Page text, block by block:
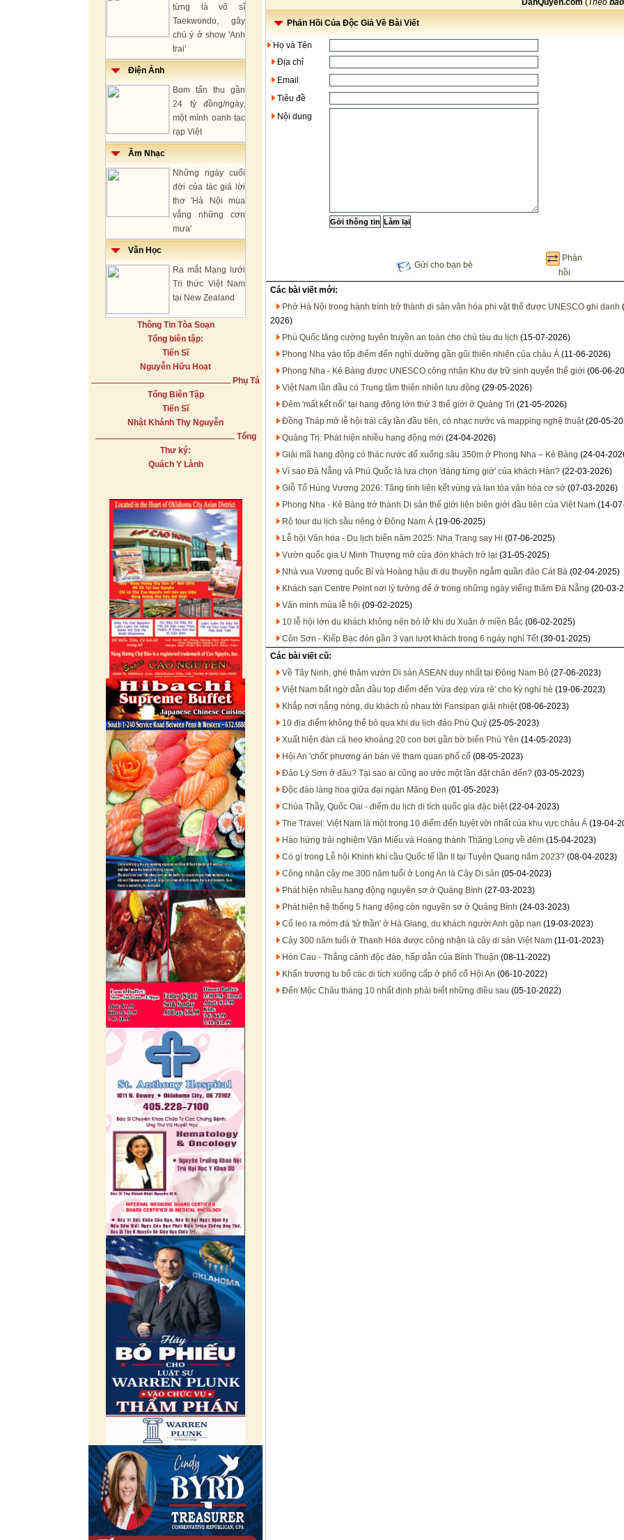
từng là võ sĩ
Taekwondo, gây
chú ý ở show 'Anh
trai'
Điện Ảnh
Bom tấn thu gần
24 tỷ đồng/ngày,
một mình oanh tạc
rạp Việt
Âm Nhạc
Những ngày cuối
đời của tác giả lời
thơ 'Hà Nội mùa
vắng những cơn
mưa'
Văn Học
Ra mắt Mạng lưới
Tri thức Việt Nam
tại New Zealand
Thông Tin Tòa Soạn
Tổng biên tập:
Tiến Sĩ
Nguyễn Hữu Hoạt
Phụ Tá
Tổng Biên Tập
Tiến Sĩ
Nhật Khánh Thy Nguyễn
Tổng
Thư ký:
Quách Y Lành
DanQuyen.com (Theo
Phản Hồi Của Độc Giả Về Bài Viết
Họ và Tên
Địa chỉ
Email
Tiêu đề
Nội dung
Gửi cho bạn bè
Phản
hồi
Các bài viết mới:
Phở Hà Nội trong hành trình trở thành di sản văn hóa phi vật thể được UNESCO ghi danh
2026)
Phú Quốc tăng cường tuyên truyền an toàn cho chủ tàu du lịch (15-07-2026)
Phong Nha vào tốp điểm đến nghỉ dưỡng gần gũi thiên nhiên của châu Á (11-06-2026)
Phong Nha - Kẻ Bàng được UNESCO công nhận Khu dự trữ sinh quyển thế giới (06-06-
Việt Nam lần đầu có Trung tâm thiên nhiên lưu động (29-05-2026)
Đêm 'mất kết nối' tại hang động lớn thứ 3 thế giới ở Quảng Trị (21-05-2026)
Đồng Tháp mở lễ hội trái cây lần đầu tiên, có nhạc nước và mapping nghệ thuật(20-05-
Quảng Trị: Phát hiện nhiều hang động mới (24-04-2026)
Giải mã hang động có thác nước đổ xuống sâu 350m ở Phong Nha – Kẻ Bàng (24-04-
Vì sao Đà Nẵng và Phú Quốc là lựa chọn 'đáng từng giờ' của khách Hàn? (22-03-2026)
Giỗ Tổ Hùng Vương 2026: Tăng tính liên kết vùng và lan tỏa văn hóa cơ sở (07-03-2026)
Phong Nha - Kẻ Bàng trở thành Di sản thế giới liên biên giới đầu tiên của Việt Nam (14-
Rộ tour du lịch sầu riêng ở Đông Nam Á (19-06-2025)
Lễ hội Văn hóa - Du lịch biển năm 2025: Nha Trang say Hi (07-06-2025)
Vườn quốc gia U Minh Thượng mở cửa đón khách trở lại (31-05-2025)
Nhà vua Vương quốc Bỉ và Hoàng hậu đi du thuyền ngắm quần đảo Cát Bà (02-04-2025)
Khách sạn Centre Point nơi lý tưởng để ở trong những ngày viếng thăm Đà Nẵng (20-03-
Văn minh mùa lễ hội (09-02-2025)
10 lễ hội lớn du khách không nên bỏ lỡ khi du Xuân ở miền Bắc (06-02-2025)
Côn Sơn - Kiếp Bạc đón gần 3 vạn lượt khách trong 6 ngày nghỉ Tết(30-01-2025)
Các bài viết cũ:
Về Tây Ninh, ghé thăm vườn Di sản ASEAN duy nhất tại Đông Nam Bộ (27-06-2023)
Việt Nam bất ngờ dẫn đầu top điểm đến 'vừa đẹp vừa rẻ' cho kỳ nghỉ hè (19-06-2023)
Khắp nơi nắng nóng, du khách rủ nhau tới Fansipan giải nhiệt(08-06-2023)
10 địa điểm không thể bỏ qua khi du lịch đảo Phú Quý (25-05-2023)
Xuất hiện đàn cá heo khoảng 20 con bơi gần bờ biển Phú Yên (14-05-2023)
Hội An 'chốt' phương án bán vé tham quan phố cổ (08-05-2023)
Đảo Lý Sơn ở đâu? Tại sao ai cũng ao ước một lần đặt chân đến? (03-05-2023)
Độc đáo làng hoa giữa đại ngàn Măng Đen (01-05-2023)
Chùa Thầy, Quốc Oai - điểm du lịch di tích quốc gia đặc biệt(22-04-2023)
The Travel: Việt Nam là một trong 10 điểm đến tuyệt vời nhất của khu vực châu Á (19-04-
Hào hứng trải nghiệm Văn Miếu và Hoàng thành Thăng Long về đêm (15-04-2023)
Có gì trong Lễ hội Khinh khí cầu Quốc tế lần II tại Tuyên Quang năm 2023? (08-04-2023)
Công nhận cây me 300 năm tuổi ở Long An là Cây Di sản (05-04-2023)
Phát hiện nhiều hang động nguyên sơ ở Quảng Bình (27-03-2023)
Phát hiện hệ thống 5 hang động còn nguyên sơ ở Quảng Bình (24-03-2023)
Cố leo ra mỏm đá 'tử thần' ở Hà Giang, du khách người Anh gặp nạn (19-03-2023)
Cây 300 năm tuổi ở Thanh Hóa được công nhận là cây di sản Việt Nam (11-01-2023)
Hòn Cau - Thắng cảnh độc đáo, hấp dẫn của Bình Thuận (08-11-2022)
Khẩn trương tu bổ các di tích xuống cấp ở phố cổ Hội An (06-10-2022)
Đến Mộc Châu tháng 10 nhất định phải biết những điều sau (05-10-2022)